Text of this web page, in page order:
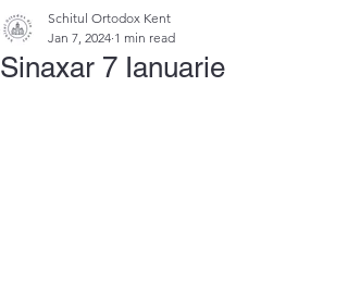
Sinaxar 7 Ianuarie
Schitul Ortodox Kent
Jan 7, 2024 1 min read